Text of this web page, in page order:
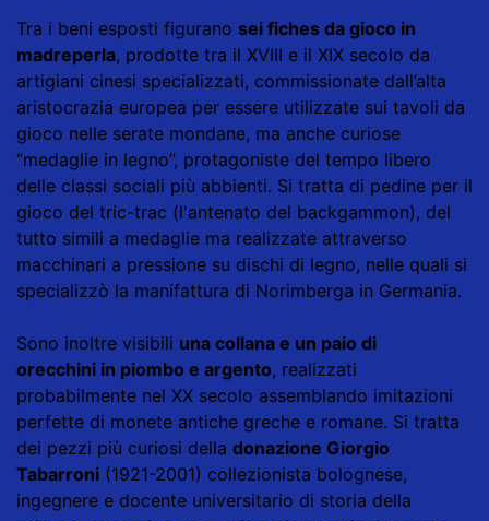
Tra i beni esposti figurano sei fiches da gioco in
madreperla, prodotte tra il XVIII e il XIX secolo da
artigiani cinesi specializzati, commissionate dall’alta
aristocrazia europea per essere utilizzate sui tavoli da
gioco nelle serate mondane, ma anche curiose
“medaglie in legno”, protagoniste del tempo libero
delle classi sociali più abbienti. Si tratta di pedine per il
gioco del tric-trac (l'antenato del backgammon), del
tutto simili a medaglie ma realizzate attraverso
macchinari a pressione su dischi di legno, nelle quali si
specializzò la manifattura di Norimberga in Germania.
Sono inoltre visibili una collana e un paio di
orecchini in piombo e argento, realizzati
probabilmente nel XX secolo assemblando imitazioni
perfette di monete antiche greche e romane. Si tratta
dei pezzi più curiosi della donazione Giorgio
Tabarroni (1921-2001) collezionista bolognese,
ingegnere e docente universitario di storia della